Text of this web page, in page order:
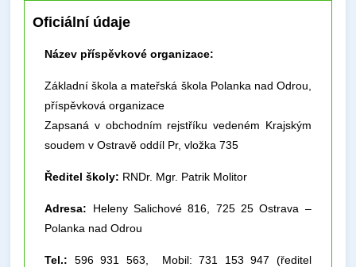
Oficiální údaje
Název příspěvkové organizace:
Základní škola a mateřská škola Polanka nad Odrou,
příspěvková organizace
Zapsaná v obchodním rejstříku vedeném Krajským
soudem v Ostravě oddíl Pr, vložka 735
Ředitel školy: RNDr. Mgr. Patrik Molitor
Adresa: Heleny Salichové 816, 725 25 Ostrava –
Polanka nad Odrou
Tel.: 596 931 563, Mobil: 731 153 947 (ředitel